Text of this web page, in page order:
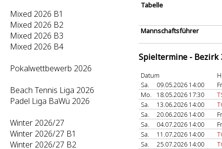
Mixed 2026 B1
Mixed 2026 B2
Mixed 2026 B3
Mixed 2026 B4
Pokalwettbewerb 2026
Beach Tennis Liga 2026
Padel Liga BaWü 2026
Winter 2026/27
Winter 2026/27 B1
Winter 2026/27 B2
Tabelle
Mannschaftsführer
Spieltermine - Bezirk
Datum
Sa.
09.05.2026 14:00
Mo.
18.05.2026 17:30
Sa.
13.06.2026 14:00
Sa.
20.06.2026 14:00
Sa.
04.07.2026 14:00
Sa.
11.07.2026 14:00
Sa.
25.07.2026 14:00